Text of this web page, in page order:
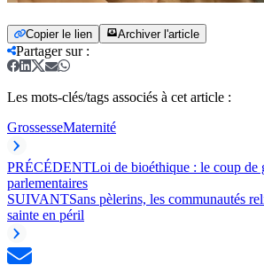
Copier le lien Archiver l'article
Partager sur:
Les mots-clés/tags associés à cet article :
GrossesseMaternité
PRÉCÉDENTLoi de bioéthique : le coup de
parlementaires
SUIVANTSans pèlerins, les communautés
sainte en péril